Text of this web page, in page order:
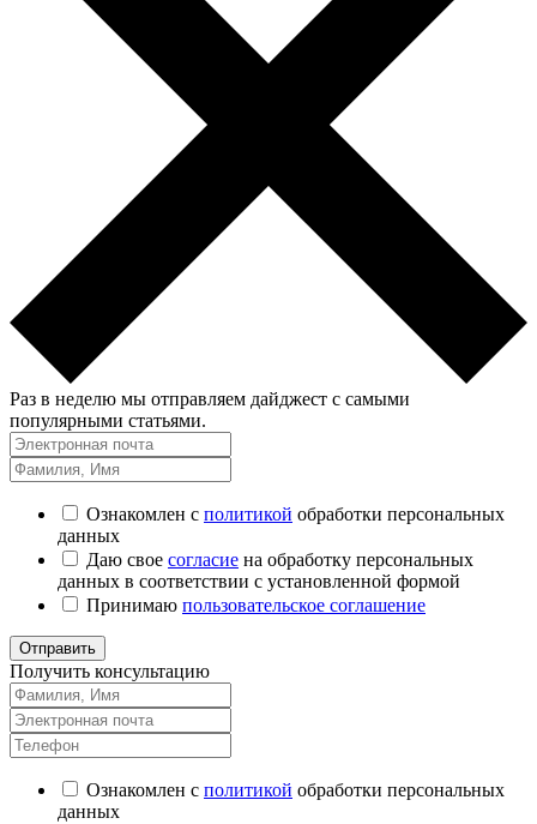
Раз в неделю мы отправляем дайджест с самыми
популярными статьями.
Ознакомлен с политикой обработки персональных
данных
Даю свое согласие на обработку персональных
данных в соответствии с установленной формой
Принимаю пользовательское соглашение
Отправить
Получить консультацию
Ознакомлен с политикой обработки персональных
данных